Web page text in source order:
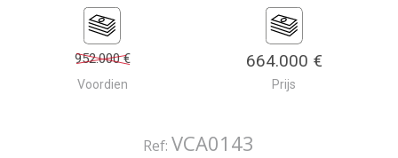
952.000 €
Voordien
664.000 €
Prijs
Ref: VCA0143